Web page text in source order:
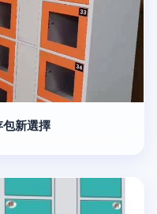
新選擇